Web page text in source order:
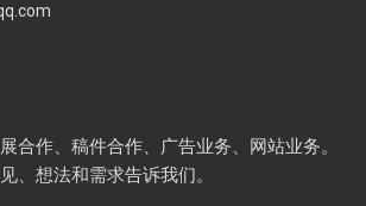
作、稿件合作、广告业务、网站业务。
想法和需求告诉我们。